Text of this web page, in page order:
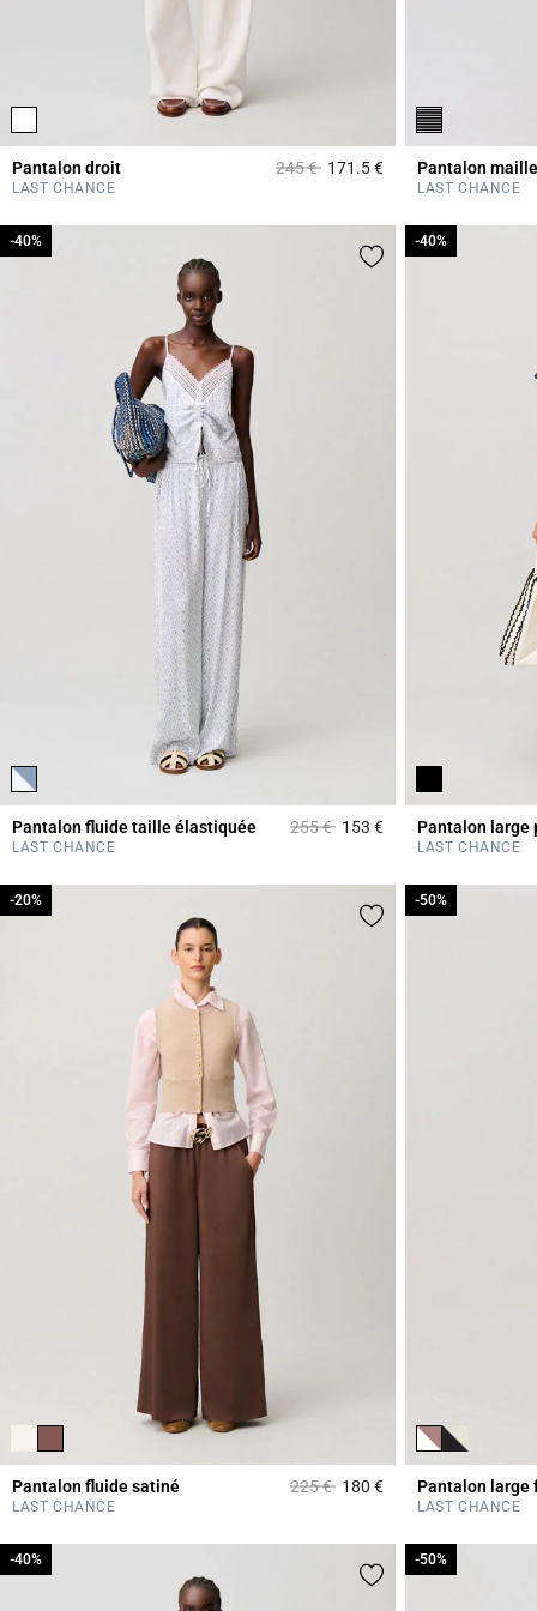
Pantalon droit Prix réduit à partir de
245 €à171.5 €3,1 out of 5
LAST CHANCE
Pantalon
LAST CHANCE
Pantalon fluide taille élastiquée Prix réduit à partir de
255 €à
-40%
153 €4,4 out of 5
LAST CHANCE
-40%
Pantalon large
-40%
LAST CHANCE
-40%
Pantalon fluide satiné Prix réduit à partir de
225 €à
-20%
180 €3,3 out of 5
LAST CHANCE
-20%
Pantalon large
-50%
LAST CHANCE
-50%
-40%
-40% -50%
-50%